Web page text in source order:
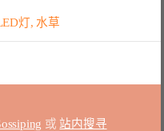
灯, 水草
或 站内搜寻